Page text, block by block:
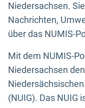
Niedersachsen.
Nachrichten,
über das NUMIS-
Mit dem NUMIS-
Niedersachsen
(NUIG). Das NUIG